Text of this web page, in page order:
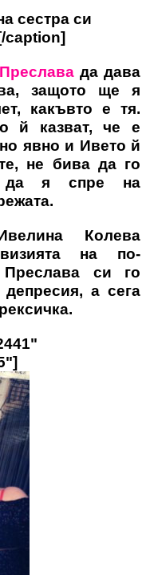
сестра си
caption]
Преславада дава
защото ще я
какъвто е тя.
й казват, че е
явно и Ивето й
не бива да го
да я спре на
Колева
на по-
Преслава си го
а сега